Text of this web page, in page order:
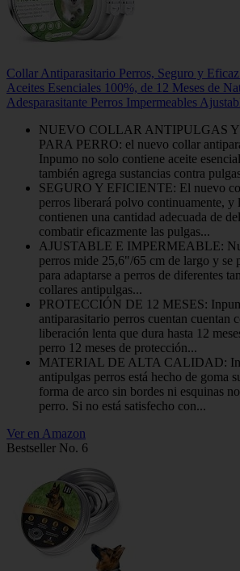
Collar Antiparasitario Perros, Seguro y
Aceites Esenciales 100%, de 12 Meses de
Adesparasitante Perros Impermeables
NUEVO COLLAR ANTIPULGAS
PARA PERRO: el nuevo collar
Inpumo no solo contiene aceite
también agrega sustancias contra
SEGURO Y EFICIENTE: El nuevo
perros liberará polvo continuamente, y
contienen una cantidad adecuada de
combatir eficazmente las pulgas...
AJUSTABLE E IMPERMEABLE:
perros mide 25,6"/65 cm de largo y se
para adaptarse a perros de diferentes
collares antipulgas...
PROTECCIÓN DE 12 MESES:
antiparasitario perros cuentan cuentan
liberación lenta que dura hasta 12
perro 12 meses de protección...
MATERIAL DE ALTA CALIDAD:
antipulgas perros está hecho de goma
forma de arco sin bordes ni esquinas
perro. Si no está satisfecho con...
Ver en Amazon
Bestseller No. 6